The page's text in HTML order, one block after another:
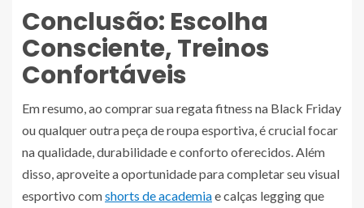
Conclusão: Escolha
Consciente, Treinos
Confortáveis
Em resumo, ao comprar sua regata fitness na Black Friday
ou qualquer outra peça de roupa esportiva, é crucial focar
na qualidade, durabilidade e conforto oferecidos. Além
disso, aproveite a oportunidade para completar seu visual
esportivo comshorts de academiae calças legging que